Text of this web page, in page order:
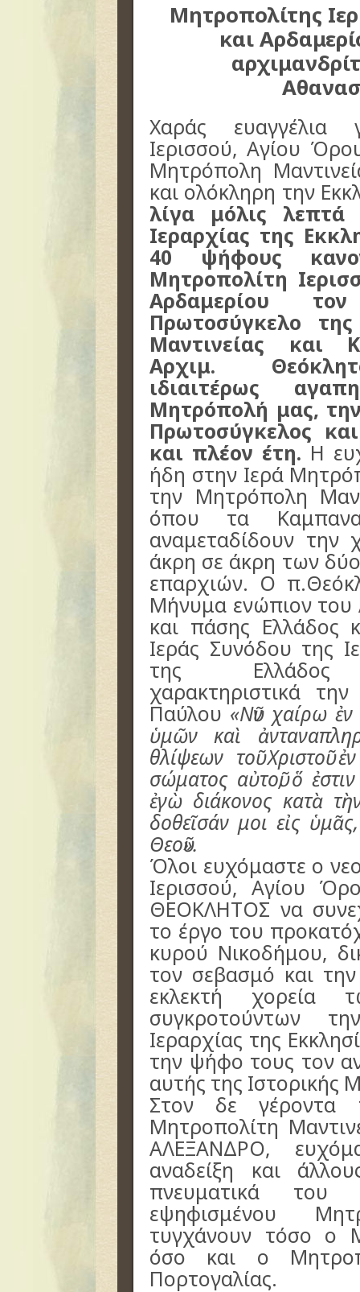
Μητροπολίτης
και
Χαράς
Ιερισσού, Αγίου
Μητρόπολη
και ολόκληρη την
λίγα μόλις
Ιεραρχίας της
40 ψήφους
Μητροπολίτη
Αρδαμερίου
Πρωτοσύγκελο
Μαντινείας και
Αρχιμ.
ιδιαιτέρως
Μητρόπολή μας,
Πρωτοσύγκελος
και πλέον έτη. Η
ήδη στην Ιερά
την Μητρόπολη
όπου τα
αναμεταδίδουν την
άκρη σε άκρη των
επαρχιών. Ο
Μήνυμα ενώπιον του
και πάσης Ελλάδος
Ιεράς Συνόδου της
της Ελλάδος
χαρακτηριστικά
Παύλου«Νῦν χαίρω
ὑμῶν καὶ
θλίψεων τοῦ Χριστοῦ
σώματος αὐτοῦ, ὅ
ἐγὼ διάκονος κατὰ
δοθεῖσάν μοι εἰς
Θεοῦ».
Όλοι ευχόμαστε ο
Ιερισσού, Αγίου
ΘΕΟΚΛΗΤΟΣ να
το έργο του
κυρού Νικοδήμου,
τον σεβασμό και
εκλεκτή χορεία
συγκροτούντων
Ιεραρχίας της
την ψήφο τους τον
αυτής της Ιστορικής
Στον δε γέροντα
Μητροπολίτη
ΑΛΕΞΑΝΔΡΟ,
αναδείξη και
πνευματικά
εψηφισμένου
τυγχάνουν τόσο ο
όσο και ο
Πορτογαλίας.